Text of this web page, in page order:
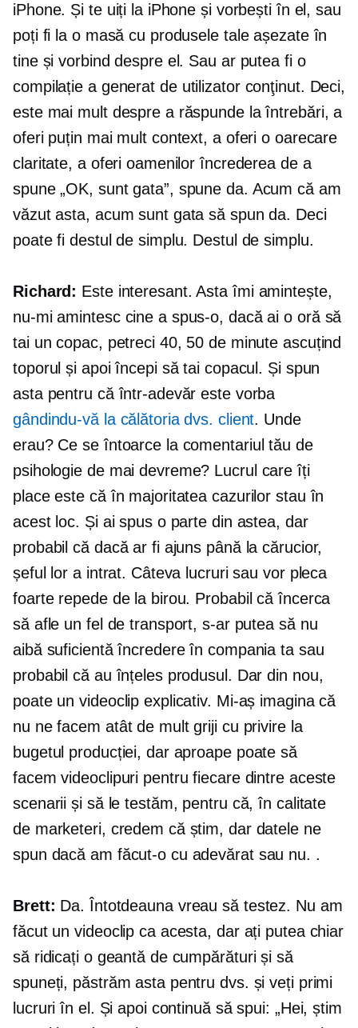
iPhone. Și te uiți la iPhone și vorbești în el, sau
poți fi la o masă cu produsele tale așezate în
tine și vorbind despre el. Sau ar putea fi o
compilație a generat de utilizatorconţinut. Deci,
este mai mult despre a răspunde la întrebări, a
oferi puțin mai mult context, a oferi o oarecare
claritate, a oferi oamenilor încrederea de a
spune „OK, sunt gata”, spune da. Acum că am
văzut asta, acum sunt gata să spun da. Deci
poate fi destul de simplu. Destul de simplu.
Richard: Este interesant. Asta îmi amintește,
nu-mi amintesc cine a spus-o, dacă ai o oră să
tai un copac, petreci 40, 50 de minute ascuțind
toporul și apoi începi să tai copacul. Și spun
asta pentru că într-adevăr este vorba
gândindu-vă la călătoria dvs. client. Unde
erau? Ce se întoarce la comentariul tău de
psihologie de mai devreme? Lucrul care îți
place este că în majoritatea cazurilor stau în
acest loc. Și ai spus o parte din astea, dar
probabil că dacă ar fi ajuns până la cărucior,
șeful lor a intrat. Câteva lucruri sau vor pleca
foarte repede de la birou. Probabil că încerca
să afle un fel de transport, s-ar putea să nu
aibă suficientă încredere în compania ta sau
probabil că au înțeles produsul. Dar din nou,
poate un videoclip explicativ. Mi-aș imagina că
nu ne facem atât de mult griji cu privire la
bugetul producției, dar aproape poate să
facem videoclipuri pentru fiecare dintre aceste
scenarii și să le testăm, pentru că, în calitate
de marketeri, credem că știm, dar datele ne
spun dacă am făcut-o cu adevărat sau nu. .
Brett: Da. Întotdeauna vreau să testez. Nu am
făcut un videoclip ca acesta, dar ați putea chiar
să ridicați o geantă de cumpărături și să
spuneți, păstrăm asta pentru dvs. și veți primi
lucruri în el. Și apoi continuă să spui: „Hei, știm